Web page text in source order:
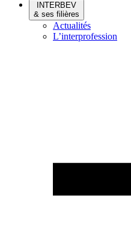
INTERBEV
& ses filières
Actualités
L’interprofession